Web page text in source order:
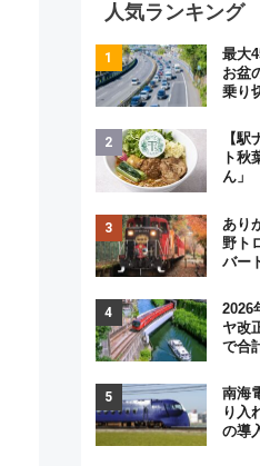
人気ランキング
最大
お盆
乗り
【
ト秋
ん」
オム
まご
【
あり
野ト
バー
原ト
日「
ー」
2026
ヤ改
で合
南海
り入
の導